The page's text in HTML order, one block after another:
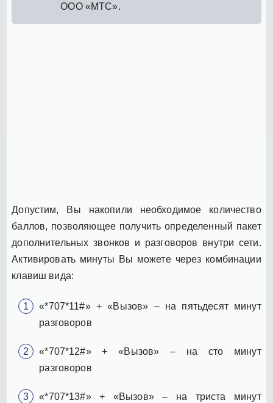
ООО «МТС».
Допустим, Вы накопили необходимое количество
баллов, позволяющее получить определенный пакет
дополнительных звонков и разговоров внутри сети.
Активировать минуты Вы можете через комбинации
клавиш вида:
«*707*11#» + «Вызов» – на пятьдесят минут
разговоров
«*707*12#» + «Вызов» – на сто минут
разговоров
«*707*13#» + «Вызов» – на триста минут